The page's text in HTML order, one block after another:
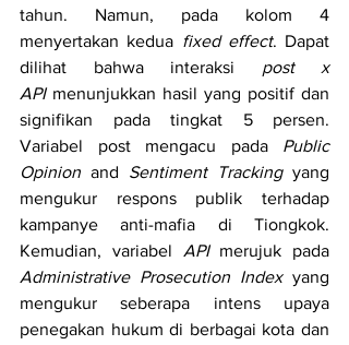
tahun. Namun, pada kolom 4
menyertakan kedua fixed effect. Dapat
dilihat bahwa interaksi post x
API menunjukkan hasil yang positif dan
signifikan pada tingkat 5 persen.
Variabel post mengacu pada Public
Opinion and Sentiment Tracking yang
mengukur respons publik terhadap
kampanye anti-mafia di Tiongkok.
Kemudian, variabel API
Administrative Prosecution Index yang
mengukur seberapa intens upaya
penegakan hukum di berbagai kota dan